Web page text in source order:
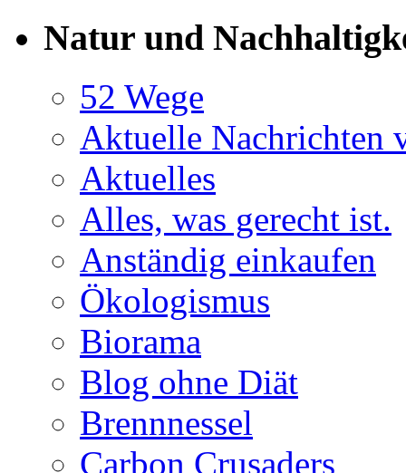
Natur und
52 Wege
Aktuelle Nachrichten
Aktuelles
Alles, was gerecht ist.
Anständig einkaufen
Ökologismus
Biorama
Blog ohne Diät
Brennnessel
Carbon Crusaders